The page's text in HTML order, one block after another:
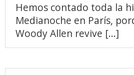
Hemos contado toda la
Medianoche en París,
Woody Allen revive [...]